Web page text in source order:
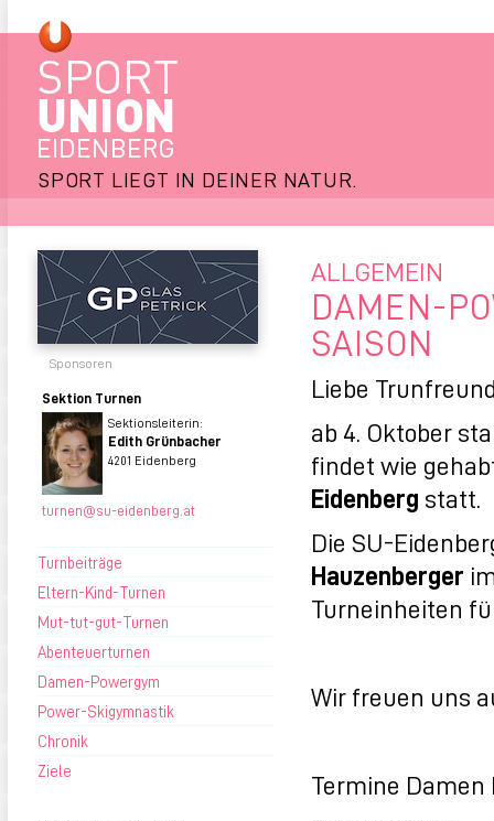
SPORT LIEGT IN DEINER NATUR.
Sponsoren
Sektion Turnen
Sektionsleiterin:
Edith Grünbacher
4201 Eidenberg
turnen@su-eidenberg.at
Turnbeiträge
Eltern-Kind-Turnen
Mut-tut-gut-Turnen
Abenteuerturnen
Damen-Powergym
Power-Skigymnastik
Chronik
Ziele
ALLGEMEIN
DAMEN-
SAISON
Liebe
ab 4. Oktober
findet wie
Eidenberg statt.
Die SU-
Hauzenberger
Turneinheiten
Wir freuen uns
Termine Damen